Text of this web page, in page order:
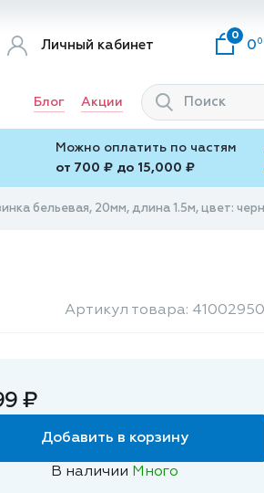
Личный кабинет
0
0
Блог Акции
Можно оплатить по частям
от 700 ₽ до 15,000 ₽
бельевая, 20мм, длина 1.5м, цвет:
Артикул товара:
₽
Добавить в корзину
В наличии Много